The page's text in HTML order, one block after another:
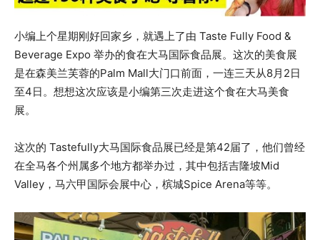
小编上个星期刚好回家乡，就遇上了由 Taste Fully Food &
Beverage Expo 举办的食在大马国际食品展。这次的美食展
是在森美兰芙蓉的Palm Mall大门口前面，一连三天从8月2日
至4日。想想这次应该是小编第三次走进这个食在大马美食
展。
这次的 Tastefully大马国际食品展已经是第42届了，他们曾经
在全马各个州属多个地方都举办过，其中包括吉隆坡Mid
Valley，马六甲国际会展中心，槟城Spice Arena等等。